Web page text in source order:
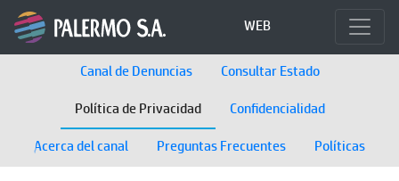
WEB
Canal de Denuncias
Consultar Estado
Política de Privacidad
Confidencialidad
Acerca del canal
Preguntas Frecuentes Políticas